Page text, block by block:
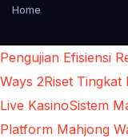
Home
Pengujian Efisiensi
Ways 2Riset Tingkat
Live KasinoSistem
Platform Mahjong